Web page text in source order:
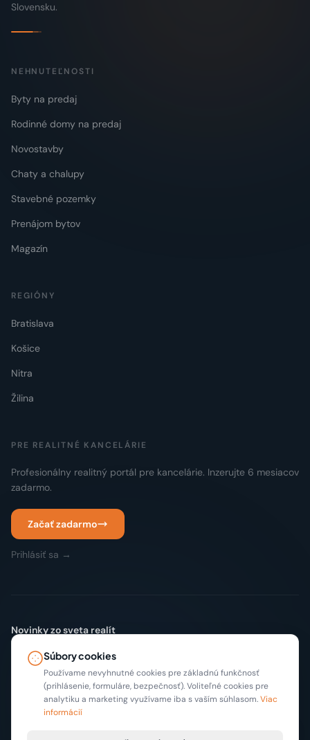
Slovensku.
NEHNUTEĽNOSTI
Byty na predaj
Rodinné domy na predaj
Novostavby
Chaty a chalupy
Stavebné pozemky
Prenájom bytov
Magazín
REGIÓNY
Bratislava
Košice
Nitra
Žilina
PRE REALITNÉ KANCELÁRIE
Profesionálny realitný portál pre kancelárie. Inzerujte 6 mesiacov
zadarmo.
Začať zadarmo
Prihlásiť sa →
Novinky zo sveta realít
Súbory cookies
Používame nevyhnutné cookies pre základnú funkčnosť
(prihlásenie, formuláre, bezpečnosť). Voliteľné cookies pre
analytiku a marketing využívame iba s vaším súhlasom.Viac
informácií